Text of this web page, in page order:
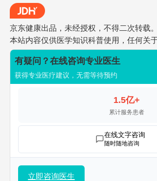
京东健康出品，未经授权，不得二次转载
本站内容仅供医学知识科普使用，任何关
有疑问？在线咨询专业医生
获得专业医疗建议，无需等待预约
1.5亿+
累计服务患者
在线文字咨询
随时随地咨询
立即咨询医生